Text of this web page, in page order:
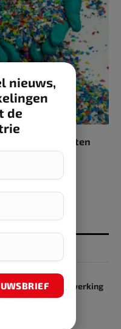
in de plasticsketen
starten samenwerking
onderwijs
nieuws,
de